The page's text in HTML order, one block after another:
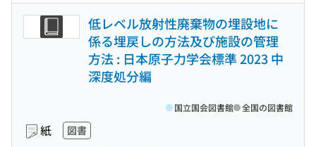
低レベル放射性廃棄物の埋設地に
係る埋戻しの方法及び施設の管理
方法 : 日本原子力学会標準 2023 中
深度処分編
紙 図書
国立国会図書館 全国の図書館